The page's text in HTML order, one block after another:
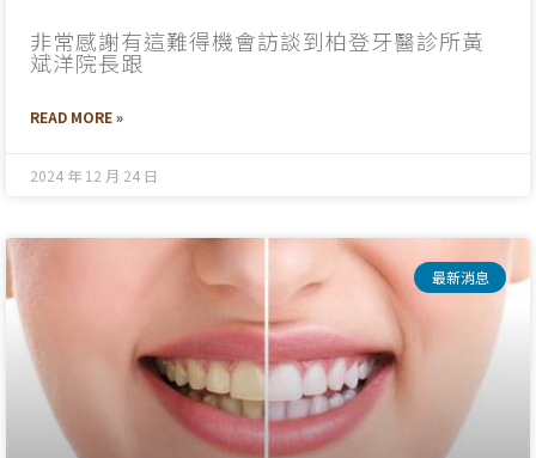
非常感謝有這難得機會訪談到柏登牙醫診所黃
斌洋院長跟
READ MORE »
2024 年 12 月 24 日
最新消息